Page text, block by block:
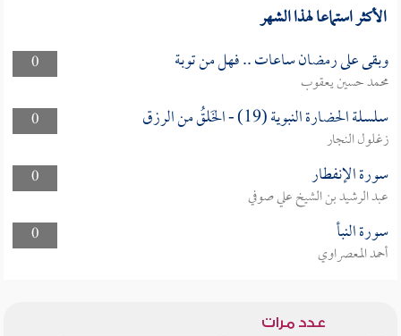
الأكثر استماعا لهذا الشهر
0 وبقى على رمضان ساعات .. فهل من توبة
محمد حسين يعقوب
0
سلسلة الحضارة النبوية (19) - الخَلقُ من الرزق
زغلول النجار
0
سورة الإنفطار
عبد الرشيد بن الشيخ علي صوفي
0
سورة النبأ
أحمد المعصراوي
عدد مرات